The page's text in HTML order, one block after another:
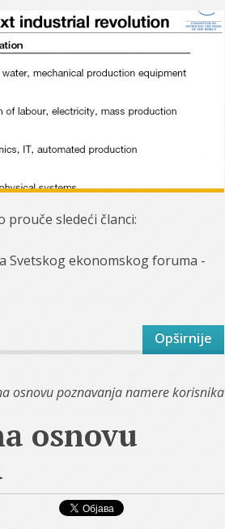
sledeći članci:
Svetskog ekonomskog foruma -
Opširnije
osnovu poznavanja namere korisnika
osnovu